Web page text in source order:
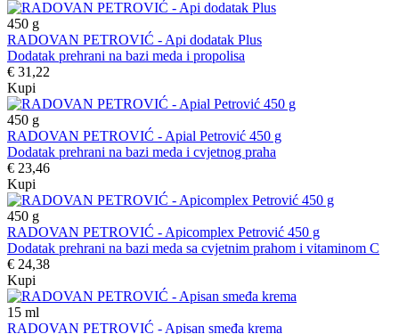
450 g
RADOVAN PETROVIĆ - Api dodatak Plus
Dodatak prehrani na bazi meda i propolisa
€ 31,22
Kupi
450 g
RADOVAN PETROVIĆ - Apial Petrović 450 g
Dodatak prehrani na bazi meda i cvjetnog praha
€ 23,46
Kupi
450 g
RADOVAN PETROVIĆ - Apicomplex Petrović 450 g
Dodatak prehrani na bazi meda sa cvjetnim prahom i vitaminom C
€ 24,38
Kupi
15 ml
RADOVAN PETROVIĆ - Apisan smeđa krema